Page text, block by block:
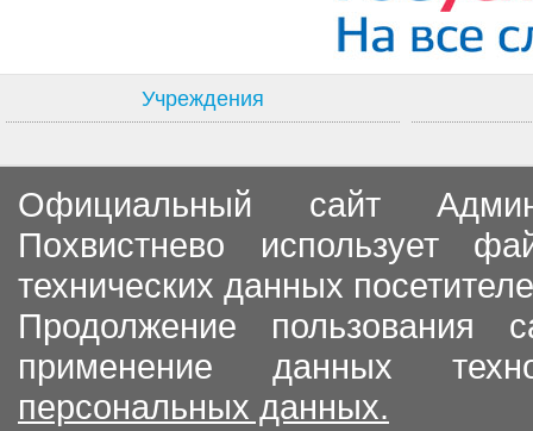
Учреждения
Официальный сайт
Похвистнево использует
технических данных
Продолжение пользования
применение данных
персональных данных.